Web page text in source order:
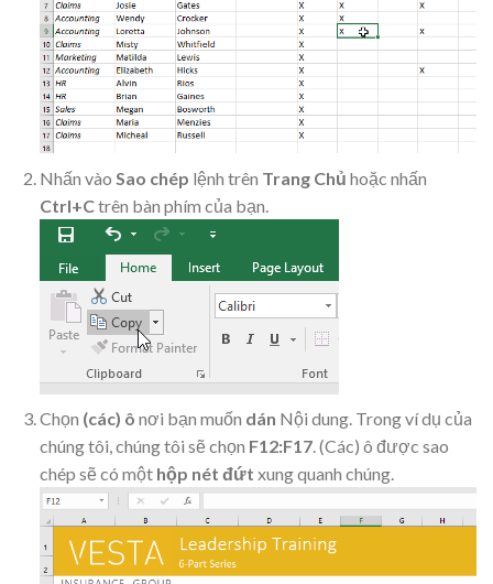
Nhấn vào Sao chép lệnh trên Trang Chủ hoặc nhấn
Ctrl+Ctrên bàn phím của bạn.
Chọn (các) ô nơi bạn muốn dán Nội dung. Trong ví dụ của
chúng tôi, chúng tôi sẽ chọn F12:F17. (Các) ô được sao
chép sẽ có một hộp nét đứt xung quanh chúng.